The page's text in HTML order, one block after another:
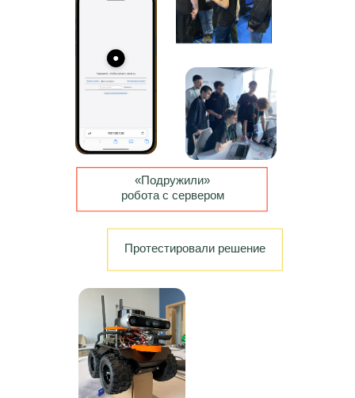
«Подружили»
робота с сервером
Протестировали решение